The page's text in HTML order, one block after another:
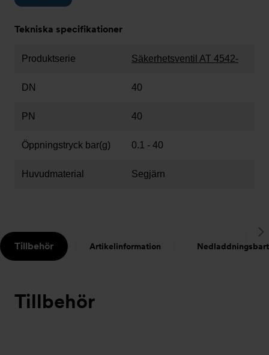
Tekniska specifikationer
Produktserie Säkerhetsventil AT 4542-
DN 40
PN 40
Öppningstryck bar(g) 0.1 - 40
Huvudmaterial Segjärn
Tillbehör Artikelinformation Nedladdningsbart
Tillbehör